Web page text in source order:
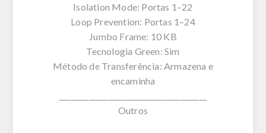
Isolation Mode: Portas 1–22
Loop Prevention: Portas 1–24
Jumbo Frame: 10 KB
Tecnologia Green: Sim
Método de Transferência: Armazena e
encaminha
Outros